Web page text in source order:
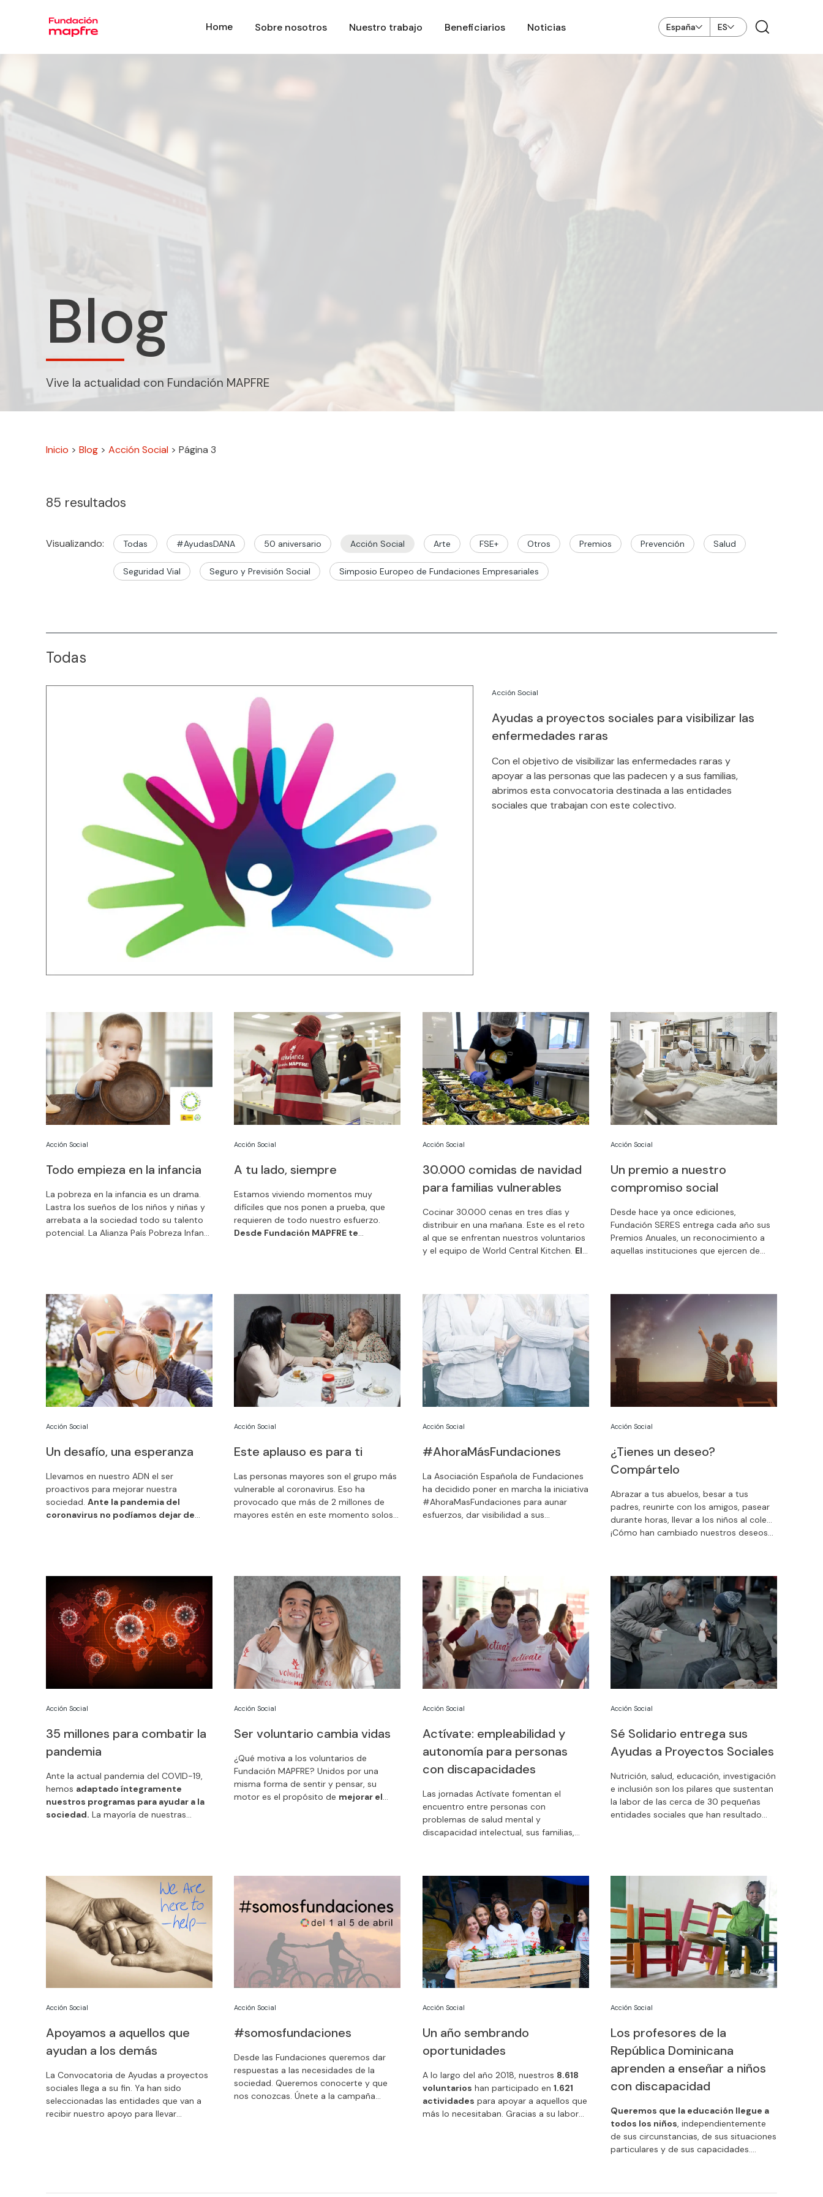
Home Sobre nosotros Nuestro trabajo Beneficiarios Noticias España ES
Blog
Vive la actualidad con Fundación MAPFRE
Inicio > Blog > Acción Social > Página 3
85 resultados
Visualizando: Todas #AyudasDANA 50 aniversario Acción Social Arte FSE+ Otros Premios Prevención Salud
Seguridad Vial Seguro y Previsión Social Simposio Europeo de Fundaciones Empresariales
Todas
Ayudas a proyectos sociales para visibilizar las
enfermedades raras
Acción Social
Con el objetivo de visibilizar las enfermedades raras y
apoyar a las personas que las padecen y a sus familias,
abrimos esta convocatoria destinada a las entidades
sociales que trabajan con este colectivo.
Todo empieza en la infancia
Acción Social
La pobreza en la infancia es un drama.
Lastra los sueños de los niños y niñas y
arrebata a la sociedad todo su talento
potencial. La Alianza País Pobreza Infantil
nos unimos a esta iniciativa con la
certeza de que todos juntos podemos
conseguir ofrecer a nuestros niños y
niñas oportunidades de desarrollo en
igualdad.
A tu lado, siempre
Acción Social
Estamos viviendo momentos muy
difíciles que nos ponen a prueba, que
requieren de todo nuestro esfuerzo.
Desde Fundación MAPFRE te
30.000 comidas de navidad
para familias vulnerables
Acción Social
Cocinar 30.000 cenas en tres días y
distribuir en una mañana. Este es el reto
al que se enfrentan nuestros voluntarios
y el equipo de World Central Kitchen. El
comida caliente y especial
: la cena de
Nochebuena.
Un premio a nuestro
compromiso social
Acción Social
Desde hace ya once ediciones,
Fundación SERES entrega cada año sus
Premios Anuales, un reconocimiento a
aquellas instituciones que ejercen de
MAPFRE ha sido seleccionada para
recibir uno de los tres galardones junto
con las empresas Correos y Grupo Red
Eléctrica.
Un desafío, una esperanza
Acción Social
Llevamos en nuestro ADN el ser
proactivos para mejorar nuestra
sociedad. Ante la pandemia del
coronavirus no podíamos dejar de
que hemos realizado en27 países a las
que hemos destinado 35 millones de
euros.
Este aplauso es para ti
Acción Social
Las personas mayores son el grupo más
vulnerable al coronavirus. Eso ha
provocado que más de 2 millones de
mayores estén en este momento solos
#AhoraMásFundaciones
Acción Social
La Asociación Española de Fundaciones
ha decidido poner en marcha la iniciativa
#AhoraMasFundaciones para aunar
esfuerzos, dar visibilidad a sus
¿Tienes un deseo?
Compártelo
Acción Social
Abrazar a tus abuelos, besar a tus
padres, reunirte con los amigos, pasear
durante horas, llevar a los niños al cole…
¡Cómo han cambiado nuestros deseos
35 millones para combatir la
pandemia
Acción Social
Ante la actual pandemia del COVID-19,
hemos adaptado íntegramente
nuestros programas para ayudar a la
sociedad. La mayoría de nuestras
Ser voluntario cambia vidas
Acción Social
¿Qué motiva a los voluntarios de
Fundación MAPFRE? Unidos por una
misma forma de sentir y pensar, su
motor es el propósito de mejorar el
Actívate: empleabilidad y
autonomía para personas
con discapacidades
Acción Social
Las jornadas Actívate fomentan el
encuentro entre personas con
problemas de salud mental y
discapacidad intelectual, sus familias,
empleabilidad y su integración en la
sociedad.
Sé Solidario entrega sus
Ayudas a Proyectos Sociales
Acción Social
Nutrición, salud, educación, investigación
e inclusión son los pilares que sustentan
la labor de las cerca de 30 pequeñas
entidades sociales que han resultado
Apoyamos a aquellos que
ayudan a los demás
Acción Social
La Convocatoria de Ayudas a proyectos
sociales llega a su fin. Ya han sido
seleccionadas las entidades que van a
recibir nuestro apoyo para llevar
#somosfundaciones
Acción Social
Desde las Fundaciones queremos dar
respuestas a las necesidades de la
sociedad. Queremos conocerte y que
nos conozcas. Únete a la campaña
Un año sembrando
oportunidades
Acción Social
A lo largo del año 2018, nuestros 8.618
voluntarios han participado en 1.621
actividades para apoyar a aquellos que
más lo necesitaban. Gracias a su labor
Los profesores de la
República Dominicana
aprenden a enseñar a niños
con discapacidad
Acción Social
Queremos que la educación llegue a
todos los niños, independientemente
de sus circunstancias, de sus situaciones
particulares y de sus capacidades.